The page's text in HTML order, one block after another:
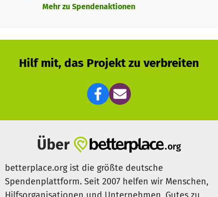
Mehr zu Spendenaktionen
Hilf mit, das Projekt zu verbreiten
Über
betterplace.org ist die größte deutsche
Spendenplattform. Seit 2007 helfen wir Menschen,